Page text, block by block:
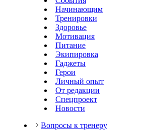
Начинающим
Тренировки
Здоровье
Мотивация
Питание
Экипировка
Гаджеты
Герои
Личный опыт
От редакции
Спецпроект
Новости
Вопросы к тренеру